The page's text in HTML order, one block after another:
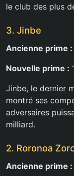
le club des plus
3. Jinbe
Ancienne prime :
Nouvelle prime :
Jinbe, le dernier
montré ses
adversaires
milliard.
2. Roronoa
Ancienne prime :